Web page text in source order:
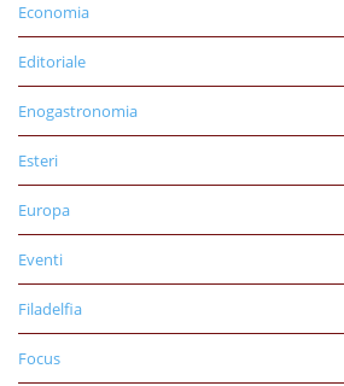
Economia
Editoriale
Enogastronomia
Esteri
Europa
Eventi
Filadelfia
Focus